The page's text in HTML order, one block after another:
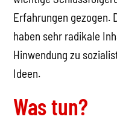
Erfahrungen gezogen.
haben sehr radikale
Hinwendung zu
Ideen.
Was tun?